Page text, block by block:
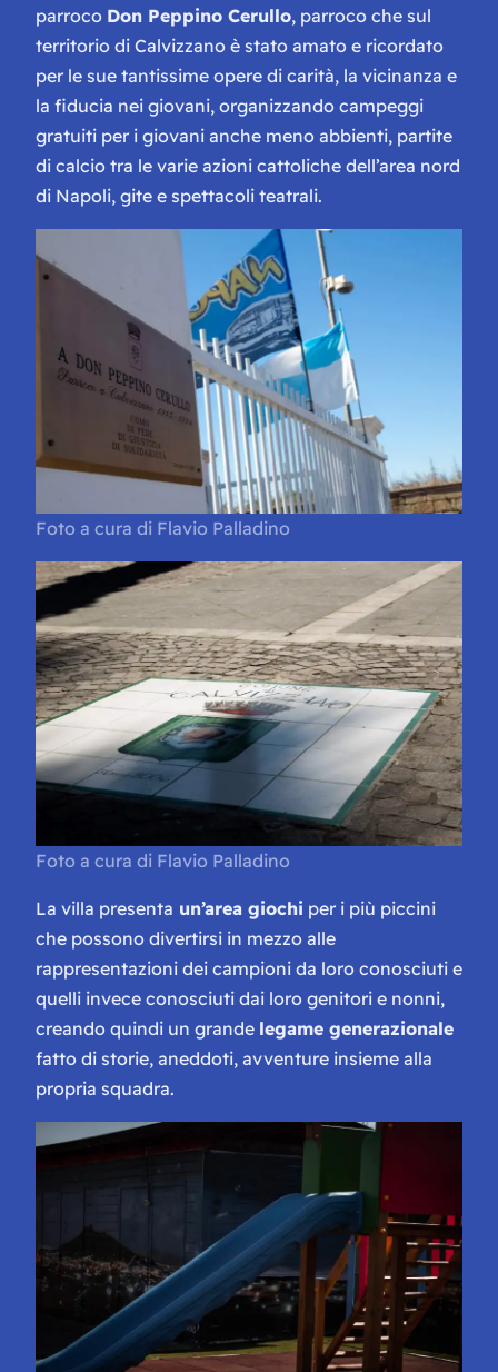
parroco Don Peppino Cerullo, parroco che sul
territorio di Calvizzano è stato amato e ricordato
per le sue tantissime opere di carità, la vicinanza e
la fiducia nei giovani, organizzando campeggi
gratuiti per i giovani anche meno abbienti, partite
di calcio tra le varie azioni cattoliche dell’area nord
di Napoli, gite e spettacoli teatrali.
Foto a cura di Flavio Palladino
Foto a cura di Flavio Palladino
La villa presenta un’area giochi per i più piccini
che possono divertirsi in mezzo alle
rappresentazioni dei campioni da loro conosciuti e
quelli invece conosciuti dai loro genitori e nonni,
creando quindi un grande legame generazionale
fatto di storie, aneddoti, avventure insieme alla
propria squadra.